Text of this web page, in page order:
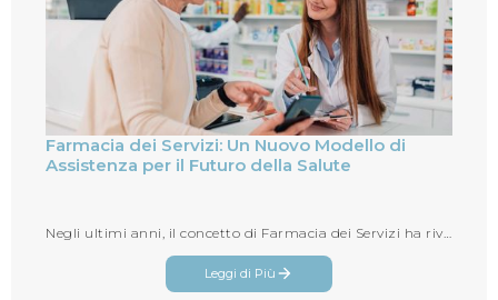
Farmacia dei Servizi: Un Nuovo Modello di
Assistenza per il Futuro della Salute
Leggi di Più